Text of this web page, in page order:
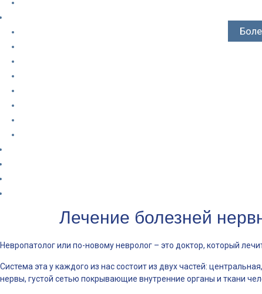
Лечение болезней
Невропатолог или по-новому невролог – это доктор, который
Система эта у каждого из нас состоит из двух частей:
нервы, густой сетью покрывающие внутренние органы и ткани